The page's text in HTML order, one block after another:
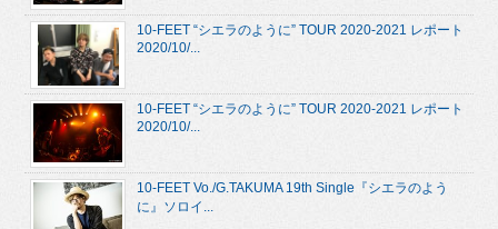
10-FEET “シエラのように” TOUR 2020-2021 レポート
2020/10/...
10-FEET “シエラのように” TOUR 2020-2021 レポート
2020/10/...
10-FEET Vo./G.TAKUMA 19th Single『シエラのよう
に』ソロイ...